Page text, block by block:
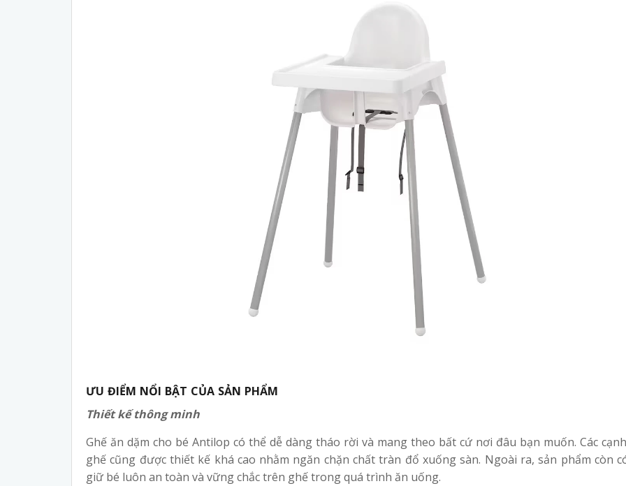
ƯU ĐIỂM NỔI BẬT CỦA SẢN PHẨM
Thiết kế thông minh
Ghế ăn dặm cho bé Antilop có thể dễ dàng tháo rời và mang theo bất cứ nơi đâu bạn muốn. Các
ghế cũng được thiết kế khá cao nhằm ngăn chặn chất tràn đổ xuống sàn. Ngoài ra, sản phẩm còn
giữ bé luôn an toàn và vững chắc trên ghế trong quá trình ăn uống.